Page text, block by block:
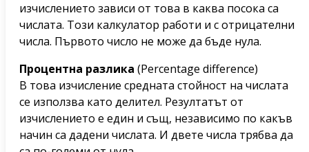
изчислението зависи от това в каква посока са
числата. Този калкулатор работи и с отрицателни
числа. Първото число не може да бъде нула.
Процентна разлика (Percentage difference)
В това изчисление средната стойност на числата
се използва като делител. Резултатът от
изчислението е един и същ, независимо по какъв
начин са дадени числата. И двете числа трябва да